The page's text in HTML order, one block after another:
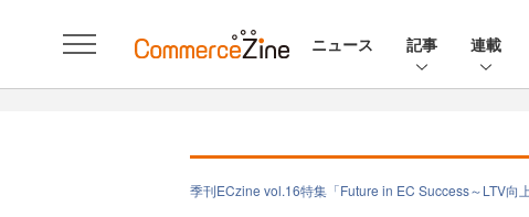
ニュース 記事 連載
季刊ECzine vol.16特集「Future in EC Success～LTV向